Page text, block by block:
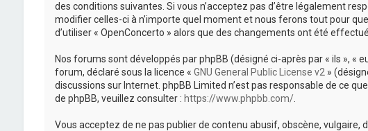
des conditions suivantes. Si vous n’acceptez pas d’être légalement
modifier celles-ci à n’importe quel moment et nous ferons tout pour
d’utiliser « OpenConcerto » alors que des changements ont été
Nos forums sont développés par phpBB (désigné ci-après par « ils », «
forum, déclaré sous la licence « GNU General Public License v2 »
discussions sur Internet. phpBB Limited n’est pas responsable de ce
de phpBB, veuillez consulter : https://www.phpbb.com/.
Vous acceptez de ne pas publier de contenu abusif, obscène,